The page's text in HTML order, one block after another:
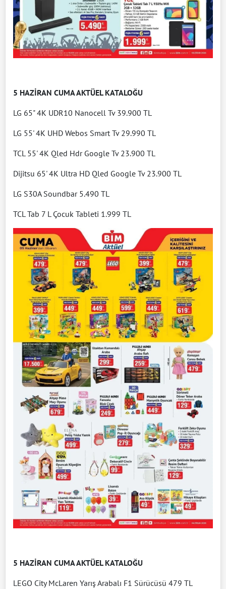
5 HAZİRAN CUMA AKTÜEL KATALOĞU
LG 65" 4K UDR10 Nanocell Tv 39.900 TL
LG 55' 4K UHD Webos Smart Tv 29.990 TL
TCL 55' 4K Qled Hdr Google Tv 23.900 TL
Dijitsu 65' 4K Ultra HD Qled Google Tv 23.900 TL
LG S30A Soundbar 5.490 TL
TCL Tab 7 L Çocuk Tableti 1.999 TL
5 HAZİRAN CUMA AKTÜEL KATALOĞU
LEGO City McLaren Yarış Arabalı F1 Sürücüsü 479 TL